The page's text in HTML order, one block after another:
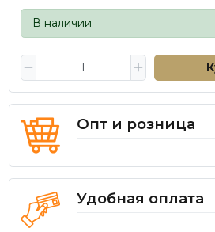
В наличии
Опт и розница
Удобная оплата